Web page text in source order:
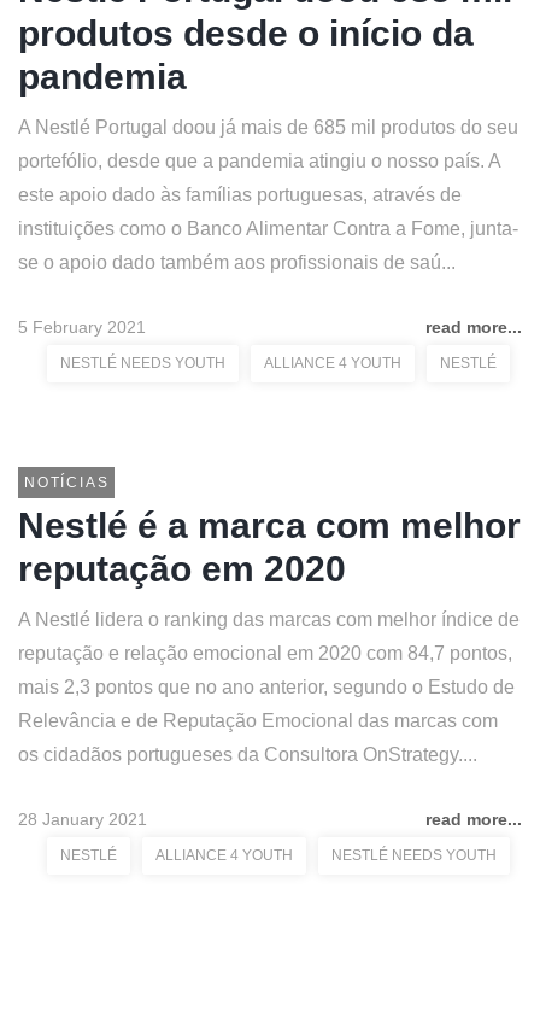
produtos desde o início da
pandemia
A Nestlé Portugal doou já mais de 685 mil produtos do seu
portefólio, desde que a pandemia atingiu o nosso país. A
este apoio dado às famílias portuguesas, através de
instituições como o Banco Alimentar Contra a Fome, junta-
se o apoio dado também aos profissionais de saú...
5 February 2021 read more...
NESTLÉ NEEDS YOUTH ALLIANCE 4 YOUTH NESTLÉ
NOTÍCIAS
Nestlé é a marca com melhor
reputação em 2020
A Nestlé lidera o ranking das marcas com melhor índice de
reputação e relação emocional em 2020 com 84,7 pontos,
mais 2,3 pontos que no ano anterior, segundo o Estudo de
Relevância e de Reputação Emocional das marcas com
os cidadãos portugueses da Consultora OnStrategy....
28 January 2021 read more...
NESTLÉ ALLIANCE 4 YOUTH NESTLÉ NEEDS YOUTH